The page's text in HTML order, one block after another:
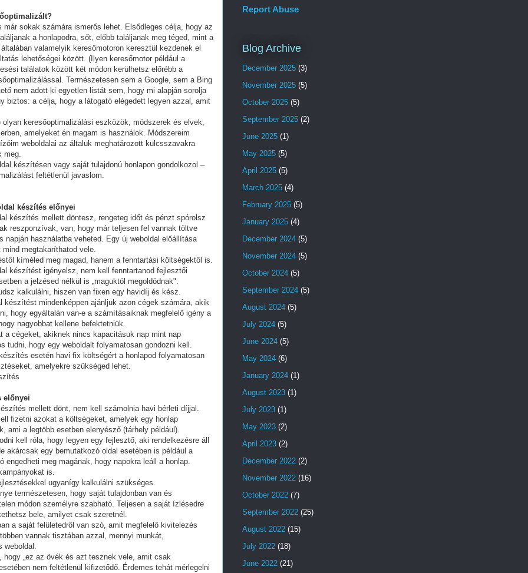
sokak számára ismerős lehet. Elsődleges célja, hogy az
a honlapodra, sőt, előbb találjanak meg téged, mint a
valamelyik keresőmotoron keresztül kezdenek el
lehetőségei között. (Ilyen keresőmotor például a
találatok között két módon kerülhetsz előrébb a
Természetesen sem a Google, sem a Bing
nem adott ki egyetlen listát sem, hogy mi alapján sorolja
biztos: a célja, hogy a látogató elégedett legyen azzal, amit
keresőoptimalizálási eszközök, módszerek és elvek,
amelyeket én magam is használok. Módszereim
weboldalai az általuk meghatározott kulcsszavakra
meg.
készítésen vagy saját tulajdonú honlapon gondolkozol –
feltétlenül javaslom.
készítés előnyei
készítés mellett döntesz, rengeteg időt és pénzt spórolsz
reszponzívak, van, hogy már teljesen fel vannak töltve
napján használatba veheted. Egy új weboldal előállítása
megtakaríthatod vele.
kíméled meg magad, hanem a fenntartási költségektől is.
készítést igényelsz, nem kell fenntartanod fejlesztői
a jelzésed nélkül is „maguktól megoldódnak".
kalkulálni, hiszen van fixen egy havidíj és kész.
készítést mindenképpen ajánljuk azon cégek számára, akik
hogy egyáltalán van-e a számításaiknak megfelelő igény a
nagyobbat kellene befektetniük.
a cégeket, akiknek nincs kapacitásuk nap mint nap
tudni, hogy egy weboldalt folyamatosan gondozni kell.
esetén havi fix költségért a honlapod folyamatosan
amelyekre szükséged lehet.
előnyei
mellett dönt, nem kell számolnia havi bérleti díjjal.
fizetni azokat a költségeket, amelyek egy honlap
ami a legtöbb esetben elenyésző (tárhely például).
kell róla, hogy legyen egy fejlesztő, aki rendelkezésre áll
akárcsak egy bemutatkozó oldal esetében is például a
engedheti meg magának, hogy napokra leáll a honlap.
is.
ugyanígy kalkulálni szükséges.
természetesen, hogy saját tulajdonban van és
módon személyre szabható. Teljesen a saját ízlésedre
bele, amilyet csak szeretnél.
a saját felületedről van szó, amit megfelelő kivitelezés
vannak tisztában azzal, mennyi munkát,
weboldal.
„ez az övék és azt tesznek vele, amit csak
nem feltétlenül kifizetődő. Érdemes tehát mérlegelni
Report Abuse
Blog Archive
December 2025 (3)
November 2025 (5)
October 2025 (5)
September 2025 (2)
June 2025 (1)
May 2025 (5)
April 2025 (5)
March 2025 (4)
February 2025 (5)
January 2025 (4)
December 2024 (5)
November 2024 (5)
October 2024 (5)
September 2024 (5)
August 2024 (5)
July 2024 (5)
June 2024 (5)
May 2024 (6)
January 2024 (1)
August 2023 (1)
July 2023 (1)
May 2023 (2)
April 2023 (2)
December 2022 (2)
November 2022 (16)
October 2022 (7)
September 2022 (25)
August 2022 (15)
July 2022 (18)
June 2022 (21)